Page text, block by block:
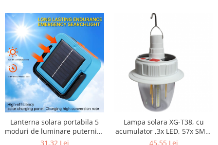
Lanterna solara portabila 5
moduri de luminare puternica
cu suport magnetic,
31,32 Lei
Lampa solara XG-T38, cu
acumulator ,3x LED, 57x SMD,
6 led x RGB , functie de
45,55 Lei